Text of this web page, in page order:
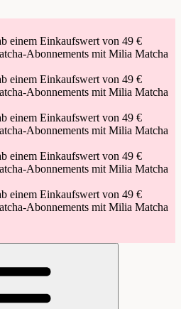
einem Einkaufswert von 49 €
Abonnements mit Milia Matcha
einem Einkaufswert von 49 €
Abonnements mit Milia Matcha
einem Einkaufswert von 49 €
Abonnements mit Milia Matcha
einem Einkaufswert von 49 €
Abonnements mit Milia Matcha
einem Einkaufswert von 49 €
Abonnements mit Milia Matcha